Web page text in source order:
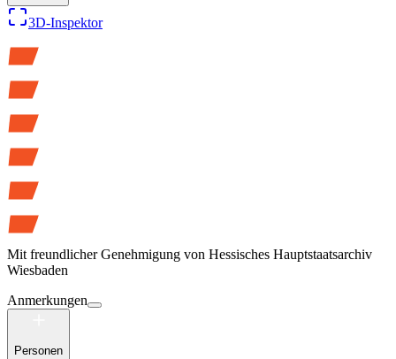
3D-Inspektor
Mit freundlicher Genehmigung von Hessisches Hauptstaatsarchiv
Wiesbaden
Anmerkungen
Personen